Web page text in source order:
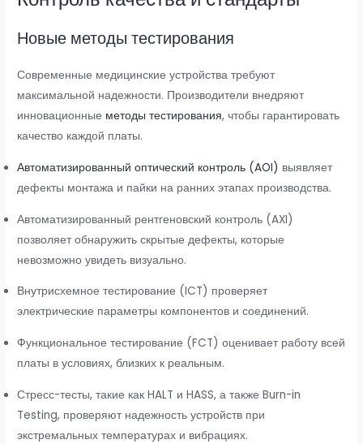
Новые методы тестирования
Современные медицинские устройства требуют
максимальной надежности. Производители внедряют
инновационные методы тестирования, чтобы гарантировать
качество каждой платы.
Автоматизированный оптический контроль (AOI) выявляет
дефекты монтажа и пайки на ранних этапах производства.
Автоматизированный рентгеновский контроль (AXI)
позволяет обнаружить скрытые дефекты, которые
невозможно увидеть визуально.
Внутрисхемное тестирование (ICT) проверяет
электрические параметры компонентов и соединений.
Функциональное тестирование (FCT) оценивает работу всей
платы в условиях, близких к реальным.
Стресс-тесты, такие как HALT и HASS, а также Burn-in
Testing, проверяют надежность устройств при
экстремальных температурах и вибрациях.